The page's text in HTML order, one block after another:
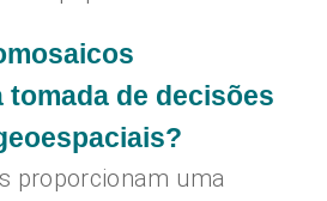
tomada de decisões
proporcionam uma